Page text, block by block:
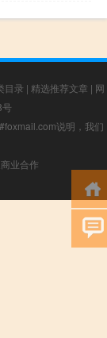
目录 | 精选推荐文章 | 网
说明，我们
业合作